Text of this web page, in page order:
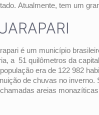
Atualmente, tem um
é um município
a 51 quilômetros da
era de 122 982
de chuvas no inverno.
areias